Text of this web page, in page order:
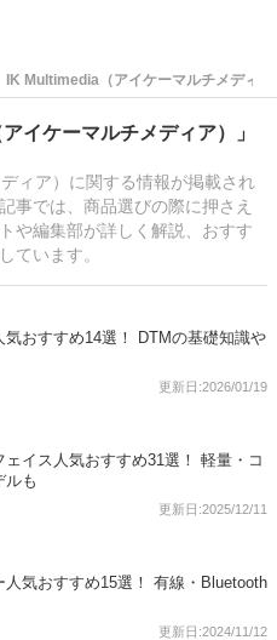
IK Multimedia（アイケーマルチメディア
イケーマルチメディア）」
ィア）に関する情報が掲載され
事では、商品選びの際に押さえ
や編集部が詳しく解説、おすす
ています。
気おすすめ14選！ DTMの基礎知識や
更新日:2026/01/19
イス人気おすすめ31選！ 軽量・コ
ルも
更新日:2025/12/11
人気おすすめ15選！ 有線・Bluetooth
更新日:2024/11/12